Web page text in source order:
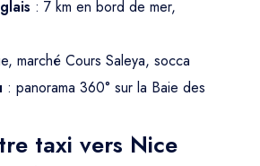
: 7 km en bord de mer,
marché Cours Saleya, socca
: panorama 360° sur la Baie des
taxi vers Nice